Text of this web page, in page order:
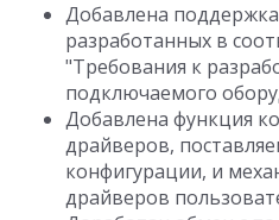
Добавлена
разработанных в
"Требования к
подключаемого
Добавлена функция
драйверов,
конфигурации, и
драйверов